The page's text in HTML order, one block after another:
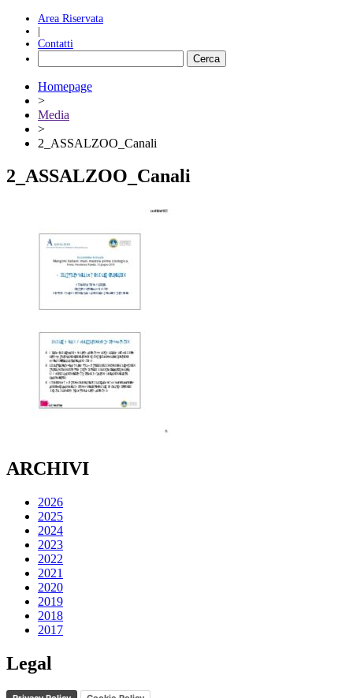
Area Riservata
|
Contatti
Homepage
>
Media
>
2_ASSALZOO_Canali
2_ASSALZOO_Canali
ARCHIVI
2026
2025
2024
2023
2022
2021
2020
2019
2018
2017
Legal